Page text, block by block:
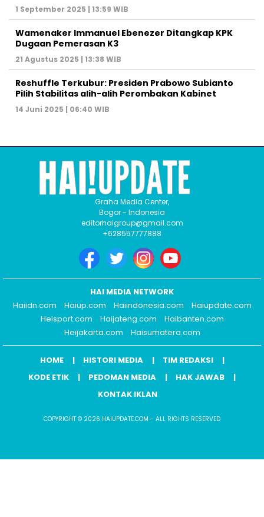
1 September 2025 | 13:59 WIB
Wamenaker Immanuel Ebenezer Ditangkap KPK
Dugaan Pemerasan K3
21 Agustus 2025 | 13:38 WIB
Reshuffle Terkubur: Presiden Prabowo Subianto
Pilih Stabilitas alih-alih Perombakan Kabinet
14 Juni 2025 | 06:40 WIB
Graha Media Center,
Bogor - Indonesia
editorhaigroup@gmail.com
+628557777888
HAI MEDIA NETWORK
Haiidn.com
Haiup.com Haiindonesia.com
Haiupdate.com
Heisport.com
Haijateng.com
Haibanten.com
Heijakarta.com
Haisumatera.com
HOME HISTORI MEDIA
TIM REDAKSI
KODE ETIK
PEDOMAN MEDIA
HAK JAWAB
KONTAK IKLAN
COPYRIGHT © 2026 HAIUPDATE.COM - ALL RIGHTS RESERVED